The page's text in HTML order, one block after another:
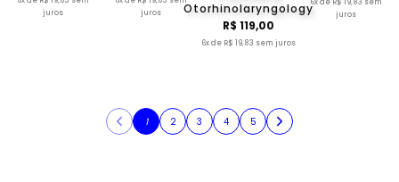
juros
juros
Otorhinolaryngology
R$ 119,00
6x de R$ 19,83 sem juros
6x de R$ 19,83 sem
juros
1 2 3 4 5